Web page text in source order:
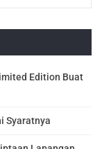
Edition Buat
Syaratnya